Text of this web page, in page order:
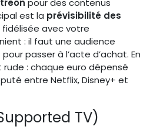
pour des contenus
est la prévisibilité des
avec votre
: il faut une audience
passer à l’acte d’achat. En
rude : chaque euro dépensé
entre Netflix, Disney+ et
TV)